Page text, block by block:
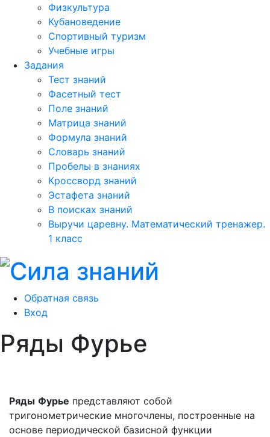
Физкультура
Кубановедение
Спортивный туризм
Учебные игры
Задания
Тест знаний
Фасетный тест
Поле знаний
Матрица знаний
Формула знаний
Словарь знаний
Пробелы в знаниях
Кроссворд знаний
Эстафета знаний
В поисках знаний
Выручи царевну. Математический тренажер.
1 класс
Обратная связь
Вход
Ряды Фурье
Ряды Фурье представляют собой
тригонометрические многочлены, построенные на
основе периодической базисной функции